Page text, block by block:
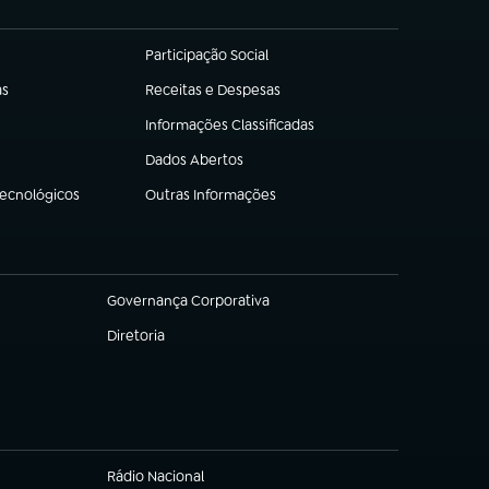
Participação Social
(abre em nova aba)
Receitas e Despesas
(abre em nova aba)
Informações Classificadas
(abre em nova aba)
Dados Abertos
(abre em nova aba)
Outras Informações
(abre em nova aba)
Governança Corporativa
(abre em nova aba)
Diretoria
(abre em nova aba)
Rádio Nacional